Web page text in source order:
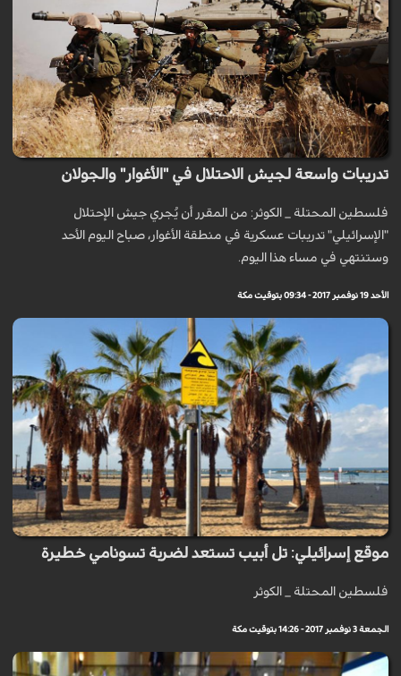
تدريبات واسعة لجيش الاحتلال في "الأغوار" والجولان
فلسطين المحتلة _ الكوثر: من المقرر أن يُجري جيش الإحتلال
"الإسرائيلي" تدريبات عسكرية في منطقة الأغوار، صباح اليوم الأحد
وستنتهي في مساء هذا اليوم.
الأحد 19 نوفمبر 2017 - 09:34 بتوقيت مكة
موقع إسرائيلي: تل أبيب تستعد لضربة تسونامي خطيرة
فلسطين المحتلة _ الكوثر
الجمعة 3 نوفمبر 2017 - 14:26 بتوقيت مكة